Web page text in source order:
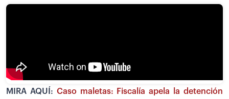
MIRA AQUÍ: Caso maletas: Fiscalía apela la detención